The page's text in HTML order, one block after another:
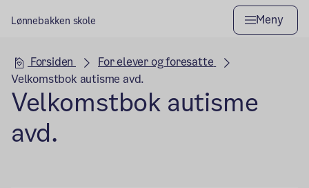
Lønnebakken skole Meny
Hovedseksjon
Forsiden
For elever og foresatte
Velkomstbok autisme avd.
Velkomstbok autisme
avd.